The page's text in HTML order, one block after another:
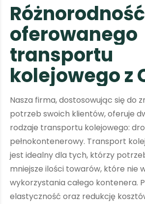
Różnorodność
oferowanego
transportu
kolejowegoz
Nasza firma, dostosowując się do
potrzeb swoich klientów, oferuje
rodzaje transportu kolejowego:
pełnokontenerowy. Transport
jest idealny dla tych, którzy
mniejsze ilości towarów, które nie
wykorzystania całego kontenera.
elastyczność oraz redukcję